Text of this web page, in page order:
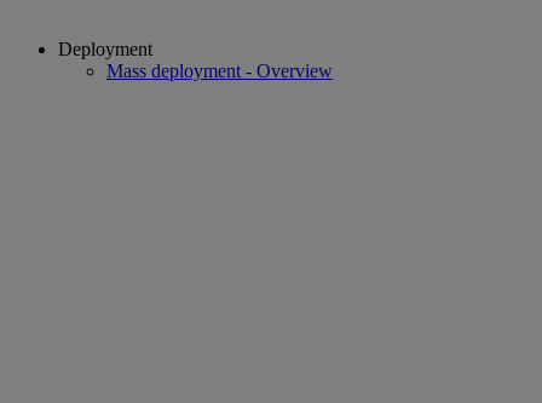
Deployment
Mass deployment - Overview